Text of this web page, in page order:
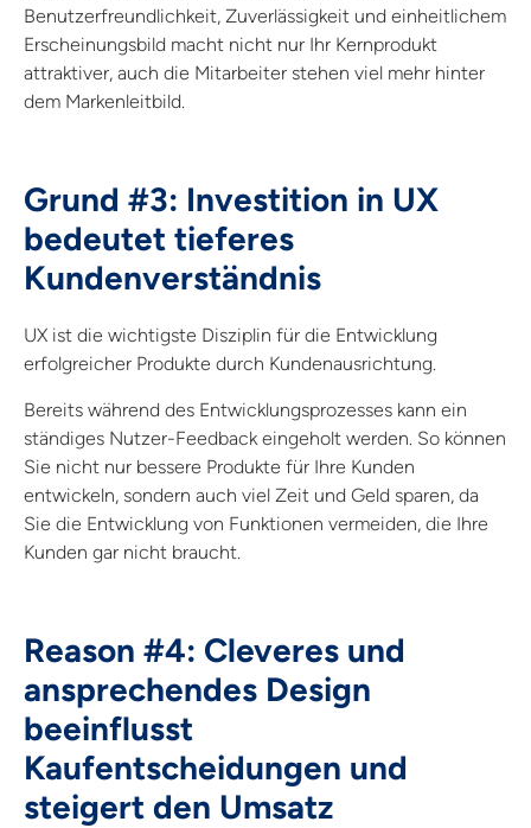
Benutzerfreundlichkeit, Zuverlässigkeit und einheitlichem
Erscheinungsbild macht nicht nur Ihr Kernprodukt
attraktiver, auch die Mitarbeiter stehen viel mehr hinter
dem Markenleitbild.
Grund #3: Investition in UX
bedeutet tieferes
Kundenverständnis
UX ist die wichtigste Disziplin für die Entwicklung
erfolgreicher Produkte durch Kundenausrichtung.
Bereits während des Entwicklungsprozesses kann ein
ständiges Nutzer-Feedback eingeholt werden. So können
Sie nicht nur bessere Produkte für Ihre Kunden
entwickeln, sondern auch viel Zeit und Geld sparen, da
Sie die Entwicklung von Funktionen vermeiden, die Ihre
Kunden gar nicht braucht.
Reason #4: Cleveres und
ansprechendes Design
beeinflusst
Kaufentscheidungen und
steigert den Umsatz